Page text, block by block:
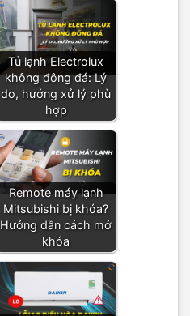
Tủ lạnh Electrolux
không đông đá: Lý
do, hướng xử lý phù
hợp
Remote máy lạnh
Mitsubishi bị khóa?
Hướng dẫn cách mở
khóa